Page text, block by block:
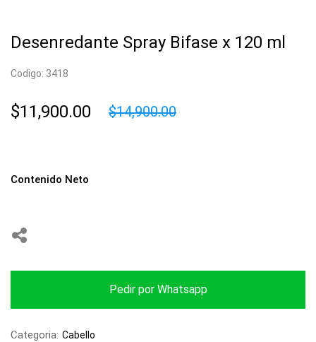
Desenredante Spray Bifase x 120 ml
Codigo: 3418
$11,900.00 $14,900.00
Contenido Neto
Pedir por Whatsapp
Categoria: Cabello